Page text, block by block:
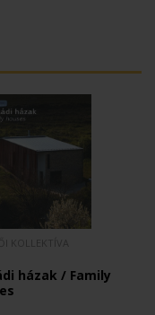
házak / Family